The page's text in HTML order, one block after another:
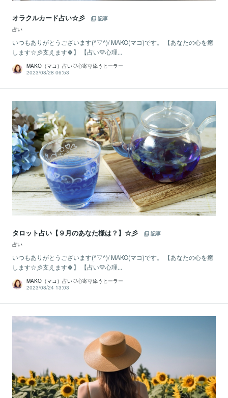
オラクルカード占い☆彡
記事
占い
いつもありがとうございます(^▽^)/ MAKO(マコ)です。 【あなたの心を癒
します☆彡支えます🍀】 【占い💛心理...
MAKO（マコ）占い♡心寄り添うヒーラー
2023/08/28 06:53
タロット占い【９月のあなた様は？】☆彡
記事
占い
いつもありがとうございます(^▽^)/ MAKO(マコ)です。 【あなたの心を癒
します☆彡支えます🍀】 【占い💛心理...
MAKO（マコ）占い♡心寄り添うヒーラー
2023/08/24 13:03